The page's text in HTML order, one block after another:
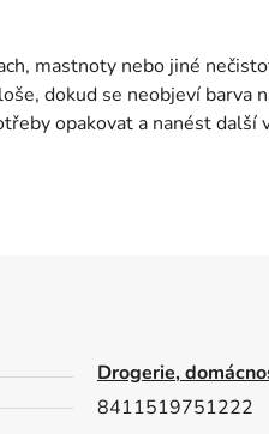
mastnoty nebo jiné
dokud se neobjeví
opakovat a nanést další
Drogerie,
8411519751222